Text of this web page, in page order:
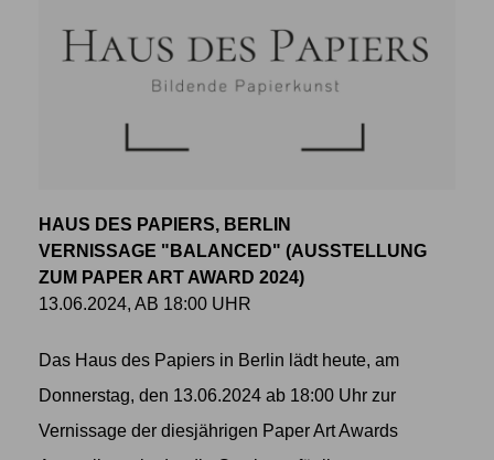
HAUS DES PAPIERS, BERLIN
VERNISSAGE "BALANCED" (AUSSTELLUNG
ZUM PAPER ART AWARD 2024)
13.06.2024, AB 18:00 UHR
Das Haus des Papiers in Berlin lädt heute, am
Donnerstag, den 13.06.2024 ab 18:00 Uhr zur
Vernissage der diesjährigen Paper Art Awards